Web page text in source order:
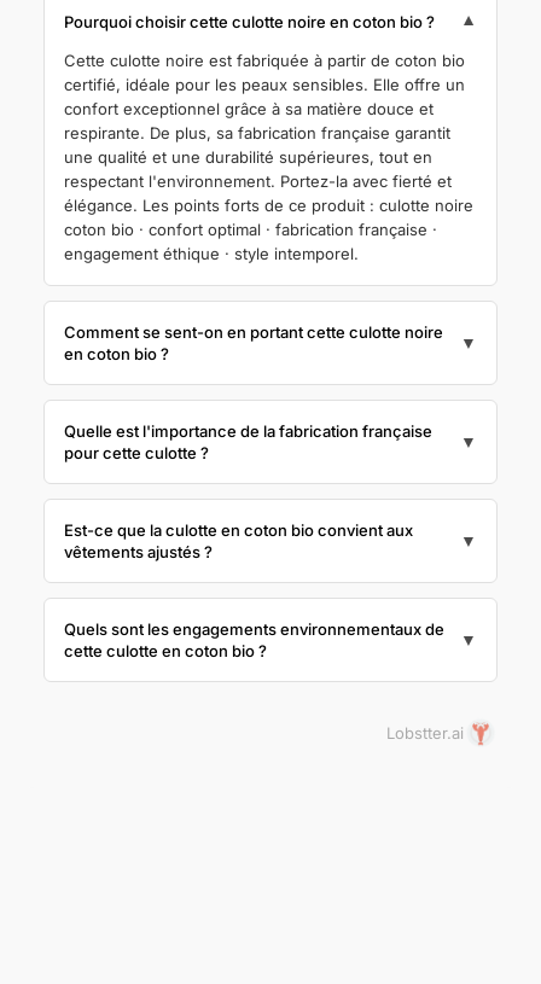
Pourquoi choisir cette culotte noire en coton bio ? ▼
Cette culotte noire est fabriquée à partir de coton bio
certifié, idéale pour les peaux sensibles. Elle offre un
confort exceptionnel grâce à sa matière douce et
respirante. De plus, sa fabrication française garantit
une qualité et une durabilité supérieures, tout en
respectant l'environnement. Portez-la avec fierté et
élégance. Les points forts de ce produit : culotte noire
coton bio · confort optimal · fabrication française ·
engagement éthique · style intemporel.
Comment se sent-on en portant cette culotte noire
en coton bio ?
▼
Quelle est l'importance de la fabrication française
pour cette culotte ?
▼
Est-ce que la culotte en coton bio convient aux
vêtements ajustés ?
▼
Quels sont les engagements environnementaux de
cette culotte en coton bio ?
▼
Lobstter.ai